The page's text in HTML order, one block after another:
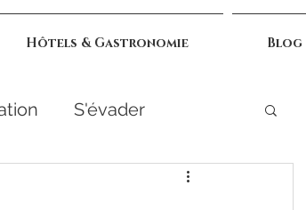
Hôtels & Gastronomie Blog
S'évader